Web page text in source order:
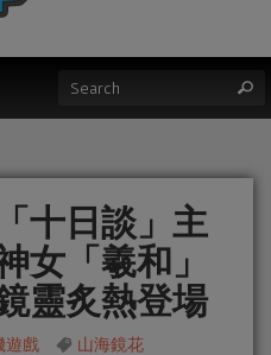
十日談」主
女「羲和」
靈炙熱登場
遊戲 山海鏡花